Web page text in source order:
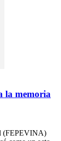
la memoria
(FEPEVINA)